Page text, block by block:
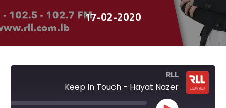
17-02-2020
RLL
Keep In Touch - Hayat Nazer